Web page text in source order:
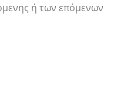
ή των επόμενων